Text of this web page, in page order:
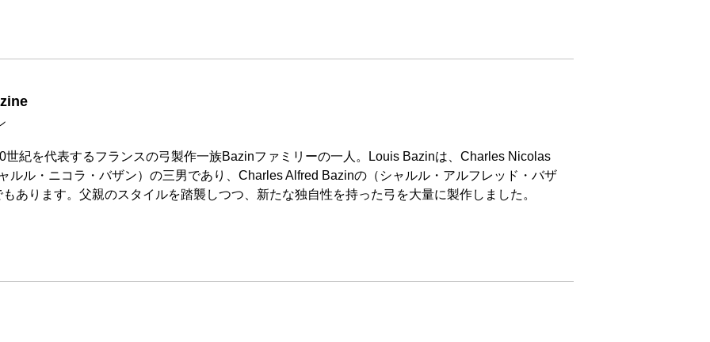
世紀を代表するフランスの弓製作一族Bazinファミリーの一人。Louis Bazinは、Charles Nicolas
ルル・ニコラ・バザン）の三男であり、Charles Alfred Bazinの（シャルル・アルフレッド・バザ
あります。父親のスタイルを踏襲しつつ、新たな独自性を持った弓を大量に製作しました。